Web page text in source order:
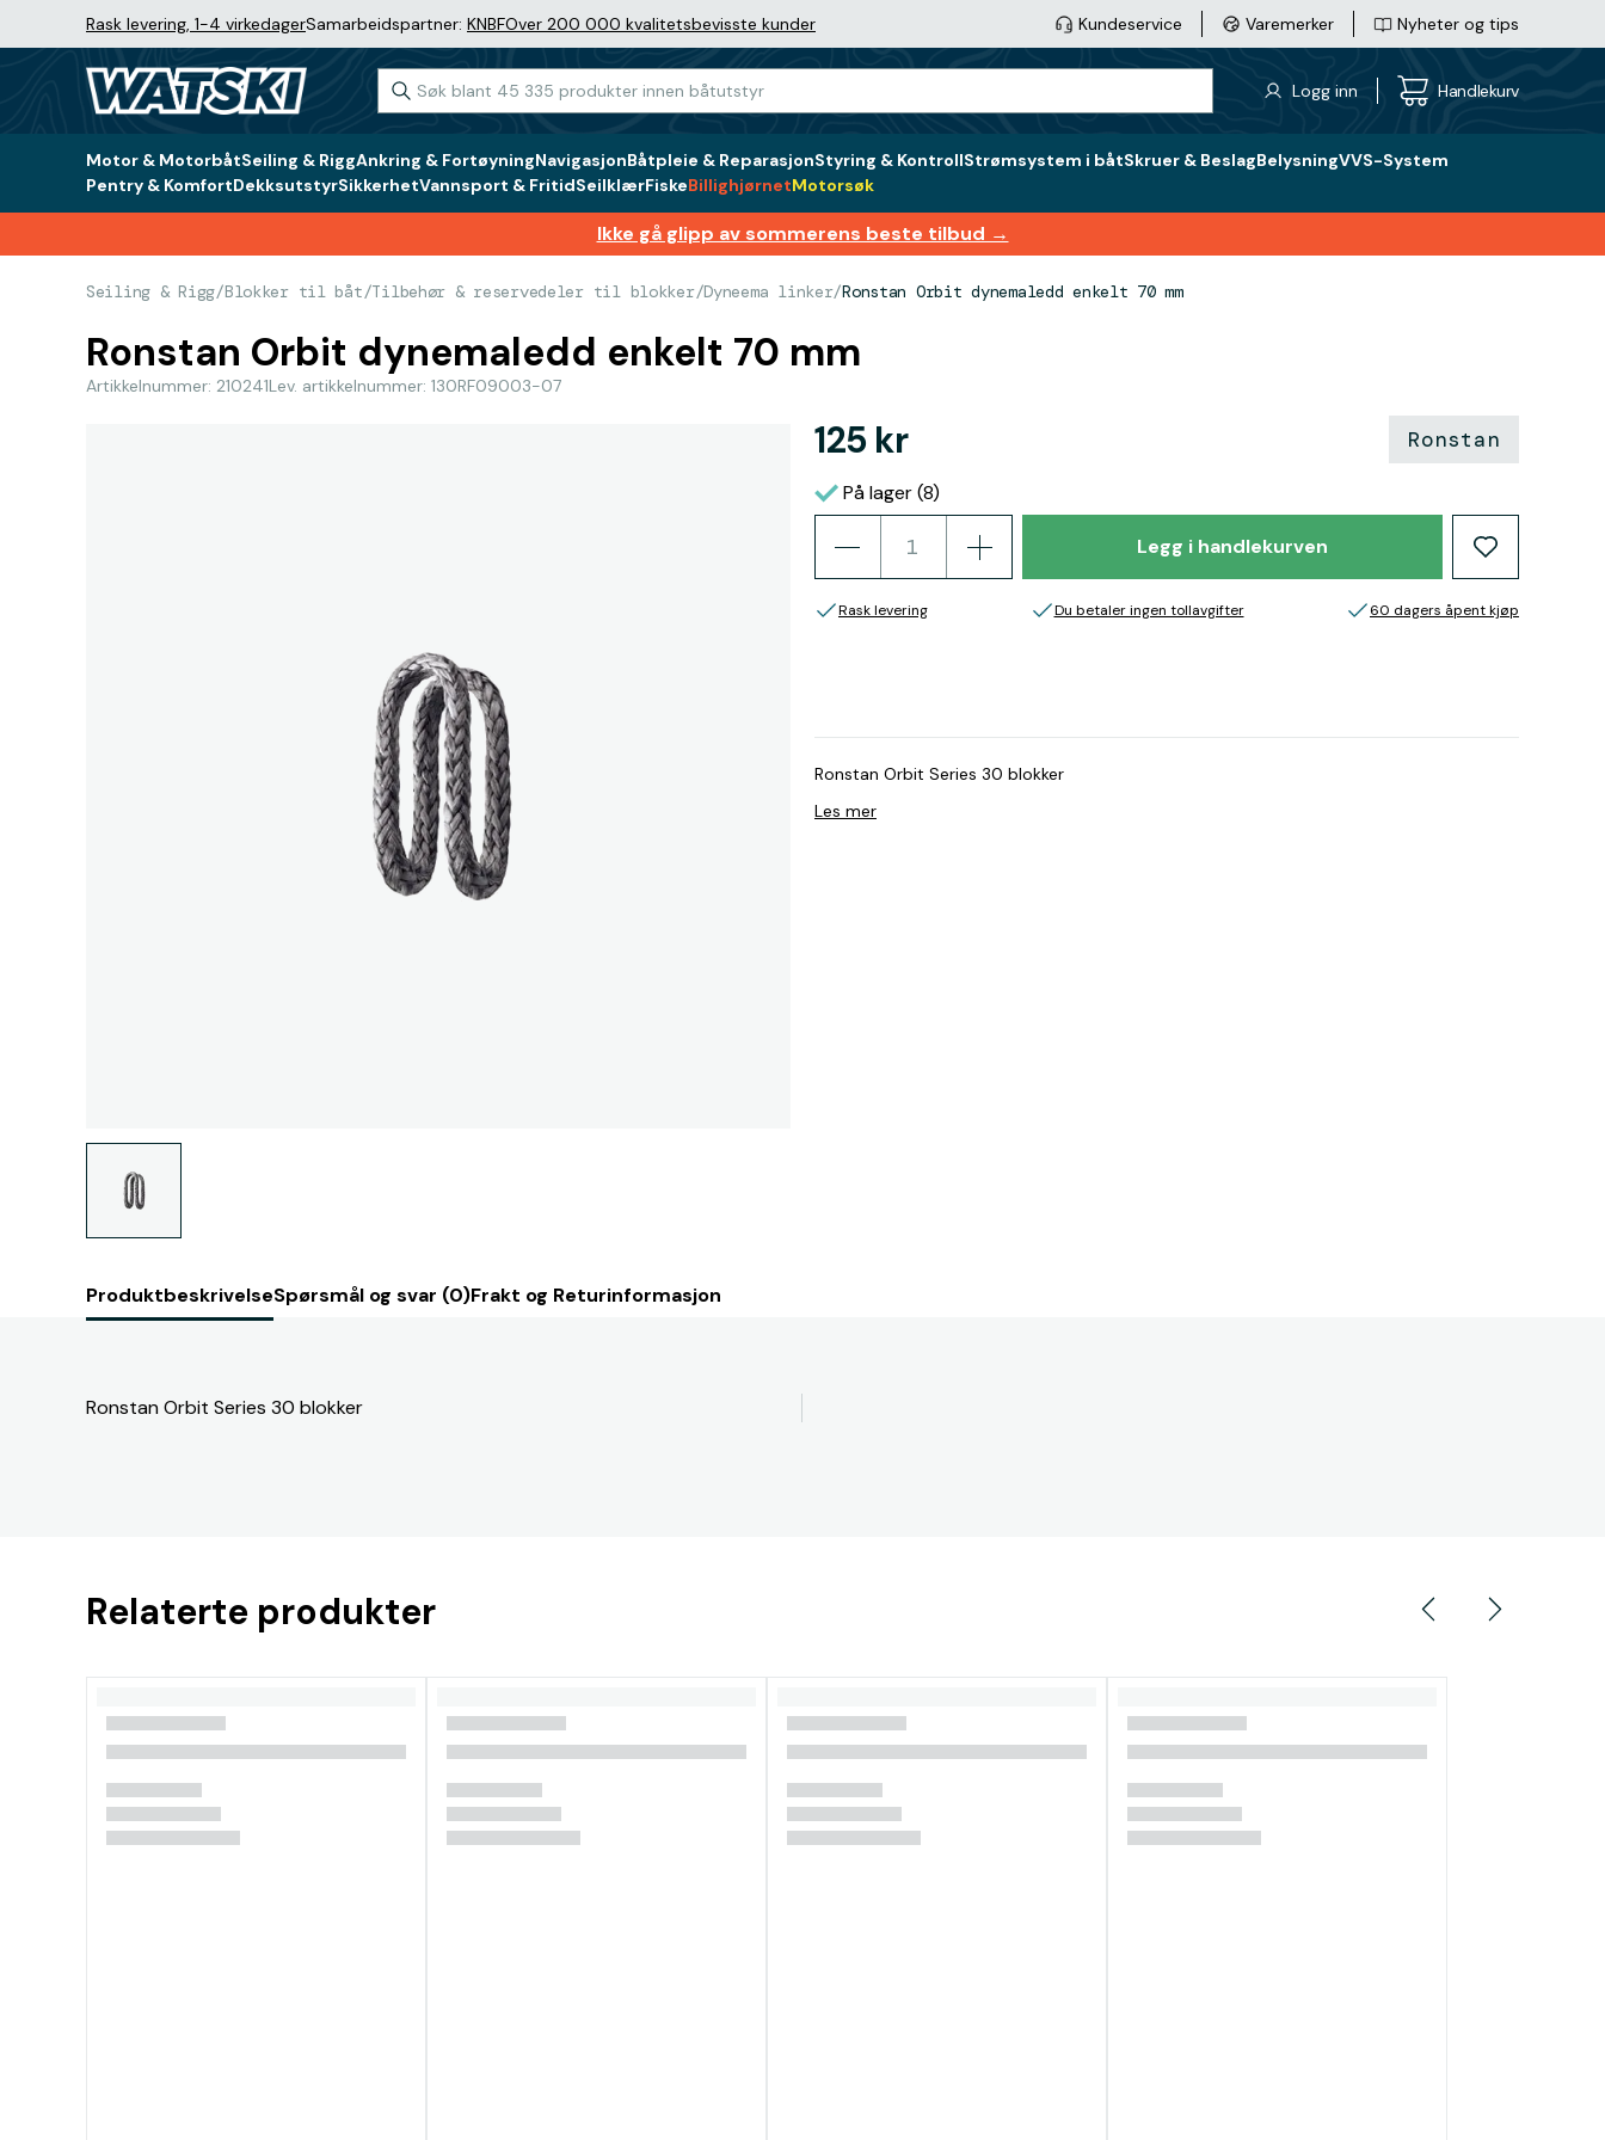
Rask levering, 1-4 virkedagerSamarbeidspartner: KNBFOver 200 000 kvalitetsbevisste kunder Kundeservice Varemerker Nyheter og tips
Logg inn Handlekurv
Motor & MotorbåtSeiling & RiggAnkring & FortøyningNavigasjonBåtpleie & ReparasjonStyring & KontrollStrømsystem i båtSkruer & BeslagBelysningVVS-System
Pentry & KomfortDekksutstyrSikkerhetVannsport & FritidSeilklærFiskeBillighjørnetMotorsøk
Ikke gå glipp av sommerens beste tilbud →
Seiling & Rigg/Blokker til båt/Tilbehør & reservedeler til blokker/Dyneema linker/Ronstan Orbit dynemaledd enkelt 70 mm
Ronstan Orbit dynemaledd enkelt 70 mm
Artikkelnummer: 210241Lev. artikkelnummer: 130RF09003-07
125 kr Ronstan
På lager (8)
Legg i handlekurven
Rask levering Du betaler ingen tollavgifter 60 dagers åpent kjøp
Ronstan Orbit Series 30 blokker
Les mer
ProduktbeskrivelseSpørsmål og svar (0)Frakt og Returinformasjon
Ronstan Orbit Series 30 blokker
Relaterte produkter